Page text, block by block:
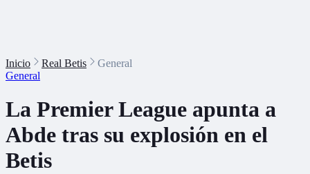
Inicio Real Betis
General
General
La Premier League apunta a
Abde tras su explosión en el
Betis